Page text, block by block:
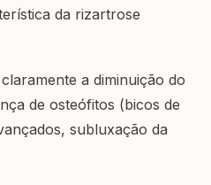
da rizartrose
a diminuição do
de osteófitos (bicos de
subluxação da